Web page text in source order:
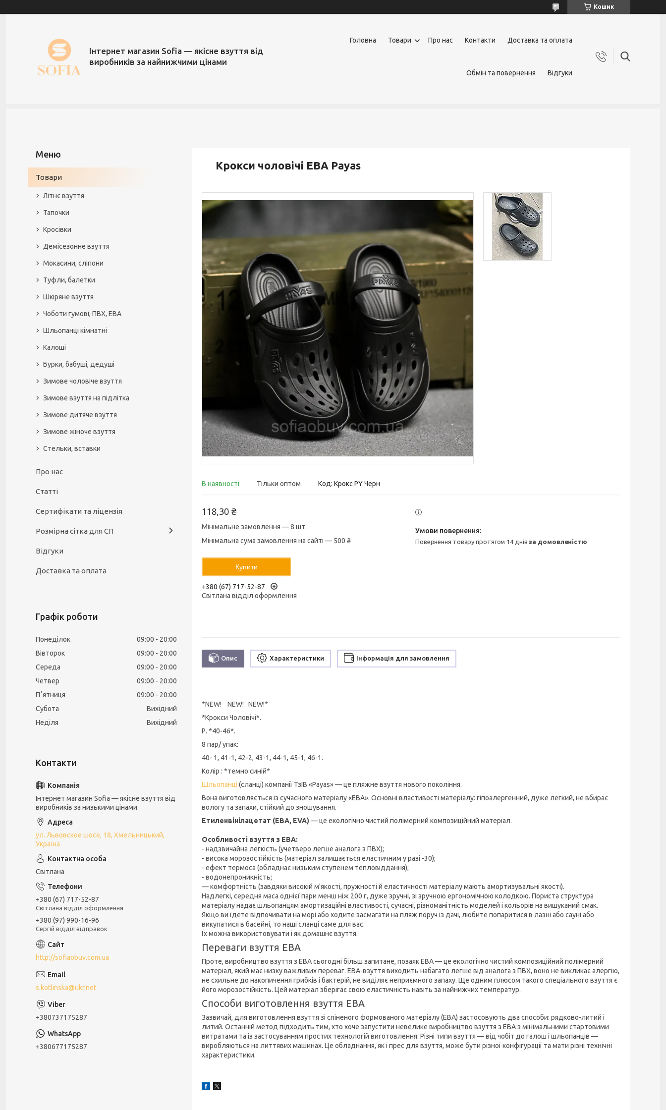
Кошик
Інтернет магазин Sofia — якісне взуття від
виробників за найнижчими цінами
Головна Товари Про нас Контакти Доставка та оплата
Обмін та повернення Відгуки
Крокси чоловічі ЕВА Payas
В наявності Тільки оптом Код: Крокс PY Черн
118,30 ₴
Мінімальне замовлення — 8 шт.
Мінімальна сума замовлення на сайті — 500 ₴
Купити
+380 (67) 717-52-87
Світлана відділ оформлення
повернення товару протягом 14 днівза домовленістю
Опис Характеристики Інформація для замовлення
*NEW! NEW! NEW!*
*Крокси Чоловічі*.
Р. *40-46*.
8 пар/ упак:
40- 1, 41-1, 42-2, 43-1, 44-1, 45-1, 46-1.
Колір : *темно синій*
Шльопанці (сланці) компанії ТзІВ «Payas» — це пляжне взуття нового покоління.
Вона виготовляється із сучасного матеріалу «ЕВА». Основні властивості матеріалу: гіпоалергенний, дуже легкий, не вбирає
вологу та запахи, стійкий до зношування.
Етиленвінілацетат (ЕВА, EVA) — це екологічно чистий полімерний композиційний матеріал.
Особливості взуття з ЕВА:
- надзвичайна легкість (учетверо легше аналога з ПВХ);
- висока морозостійкість (матеріал залишається еластичним у разі -30);
- ефект термоса (обладнає низьким ступенем тепловіддання);
- водонепроникність;
— комфортність (завдяки високій м'якості, пружності й еластичності матеріалу мають амортизувальні якості).
Надлегкі, середня маса однієї пари менш ніж 200 г, дуже зручні, зі зручною ергономічною колодкою. Пориста структура
матеріалу надає шльопанцям амортизаційні властивості, сучасні, різноманітність моделей і кольорів на вишуканий смак.
Якщо ви їдете відпочивати на морі або ходите засмагати на пляж поруч із дачі, любите попаритися в лазні або сауні або
викупатися в басейні, то наші сланці саме для вас.
Їх можна використовувати і як домашнє взуття.
Переваги взуття ЕВА
Проте, виробництво взуття з ЕВА сьогодні більш запитане, позаяк ЕВА — це екологічно чистий композиційний полімерний
матеріал, який має низку важливих переваг. ЕВА-взуття виходить набагато легше від аналога з ПВХ, воно не викликає алергію,
не схильне до накопичення грибків і бактерій, не виділяє неприємного запаху. Ще одним плюсом такого спеціального взуття є
його морозостійкість. Цей матеріал зберігає свою еластичність навіть за найнижчих температур.
Способи виготовлення взуття ЕВА
Зазвичай, для виготовлення взуття зі спіненого формованого матеріалу (ЕВА) застосовують два способи: рядково-литий і
литий. Останній метод підходить тим, хто хоче запустити невелике виробництво взуття з ЕВА з мінімальними стартовими
витратами та із застосуванням простих технологій виготовлення. Різні типи взуття — від чобіт до галош і шльопанців —
виробляються на литтявих машинах. Це обладнання, як і прес для взуття, може бути різної конфігурації та мати різні технічні
характеристики.
Товари
Літнє взуття
Тапочки
Кросівки
Демісезонне взуття
Мокасини, сліпони
Туфли, балетки
Шкіряне взуття
Чоботи гумові, ПВХ, ЕВА
Шльопанці кімнатні
Калоші
Бурки, бабуші, дедуші
Зимове чоловіче взуття
Зимове взуття на підлітка
Зимове дитяче взуття
Зимове жіноче взуття
Стельки, вставки
Про нас
Статті
Сертифікати та ліцензія
Розмірна сітка для СП
Відгуки
Доставка та оплата
Графік роботи
Понеділок 09:00
20:00
Вівторок
09:00
20:00
Середа
09:00
20:00
Четвер
09:00
20:00
Пʼятниця
09:00
20:00
Субота
Вихідний
Неділя
Вихідний
Інтернет магазин Sofia — якісне взуття від
виробників за низькими цінами
ул. Львовское шосе, 18, Хмельницький,
Україна
Світлана
+380 (67) 717-52-87
Світлана відділ оформлення
+380 (97) 990-16-96
Сергій відділ відправок
http://sofiaobuv.com.ua
s.kotlinska@ukr.net
+380737175287
+380677175287